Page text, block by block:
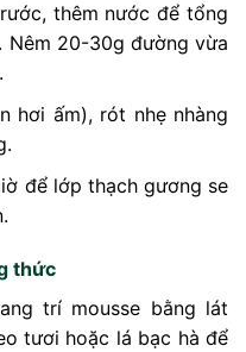
thêm nước để tổng
Nêm 20-30g đường vừa
hơi ấm), rót nhẹ nhàng
để lớp thạch gương se
thức
trí mousse bằng lát
tươi hoặc lá bạc hà để